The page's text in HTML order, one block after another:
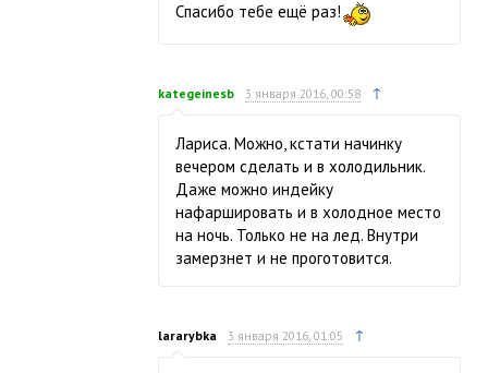
Спасибо тебе ещё раз!
kategeinesb 3 января 2016, 00:58 ↑
Лариса. Можно, кстати начинку
вечером сделать и в холодильник.
Даже можно индейку
нафаршировать и в холодное место
на ночь. Только не на лед. Внутри
замерзнет и не проготовится.
lararybka 3 января 2016, 01:05 ↑